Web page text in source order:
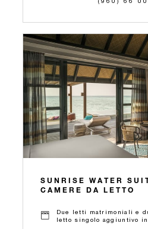
SUNRISE WATER
CAMERE DA LETTO
Due letti matrimoniali e
letto singolo aggiuntivo